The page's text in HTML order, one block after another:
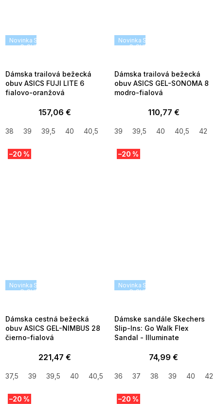
Novinka SUMMER SALE -35% ?
G_SUMMER35:35:EUR:P:f!2026-
Dámska trailová bežecká
obuv ASICS FUJI LITE 6
fialovo-oranžová
157,06 €
38 39 39,5 40 40,5 42 41,5
Novinka SUMMER SALE -35% ?
Dámska trailová bežecká
obuv ASICS GEL-SONOMA 8
modro-fialová
110,77 €
39 39,5 40 40,5 42
Novinka SUMMER SALE -35% ?
G_SUMMER35:35:EUR:P:f!2026-
–20 %
Dámska cestná bežecká
obuv ASICS GEL-NIMBUS 28
čierno-fialová
221,47 €
37,5 39 39,5 40 40,5 42
Novinka SUMMER SALE -35% ?
–20 %
Dámske sandále Skechers
Slip-Ins: Go Walk Flex
Sandal - Illuminate
74,99 €
36 37 38 39 40 42
–20 % –20 %